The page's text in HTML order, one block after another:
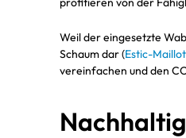
Weil der eingesetzte
Schaum dar (Estic-Maillot
vereinfachen und den